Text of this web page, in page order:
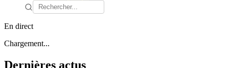
En direct
Chargement...
Dernières actus